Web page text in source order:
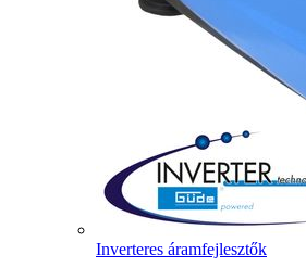
Inverteres áramfejlesztők